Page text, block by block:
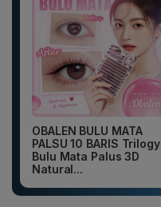
OBALEN BULU MATA
PALSU 10 BARIS Trilogy
Bulu Mata Palus 3D
Natural...